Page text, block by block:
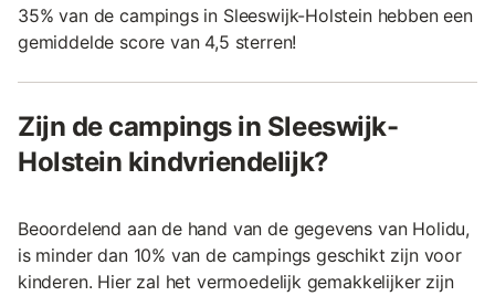
35% van de campings in Sleeswijk-Holstein hebben een
gemiddelde score van 4,5 sterren!
Zijn de campings in Sleeswijk-
Holstein kindvriendelijk?
Beoordelend aan de hand van de gegevens van Holidu,
is minder dan 10% van de campings geschikt zijn voor
kinderen. Hier zal het vermoedelijk gemakkelijker zijn